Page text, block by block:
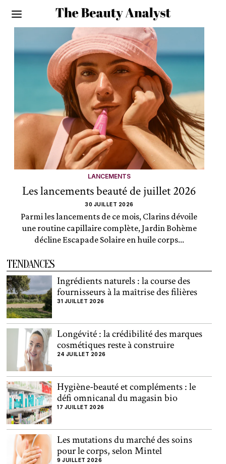
LANCEMENTS
Les lancements beauté de juillet 2026
30 JUILLET 2026
Parmi les lancements de ce mois, Clarins dévoile
une routine capillaire complète, Jardin Bohème
décline Escapade Solaire en huile corps...
TENDANCES
Ingrédients naturels : la course des
fournisseurs à la maîtrise des filières
31 JUILLET 2026
Longévité : la crédibilité des marques
cosmétiques reste à construire
24 JUILLET 2026
Hygiène-beauté et compléments : le
défi omnicanal du magasin bio
17 JUILLET 2026
Les mutations du marché des soins
pour le corps, selon Mintel
9 JUILLET 2026